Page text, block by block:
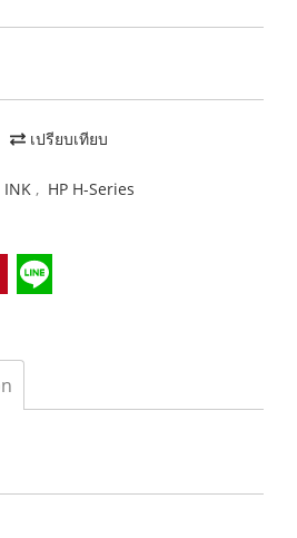
เปรียบเทียบ
INK , HP H-Series